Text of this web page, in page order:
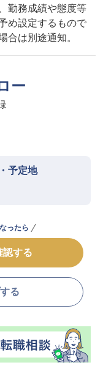
勤務成績や態度等
め設定するもので
合は別途通知。
ー
予定地
ったら
認する
る